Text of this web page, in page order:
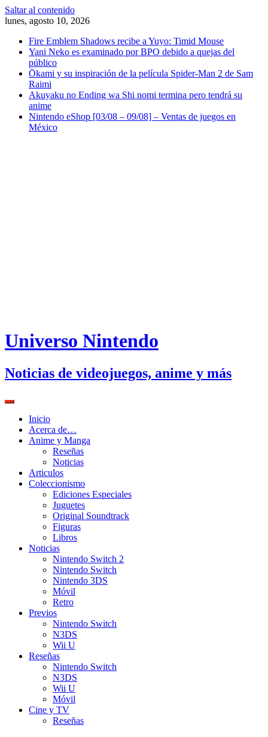
Saltar al contenido
lunes, agosto 10, 2026
Fire Emblem Shadows recibe a Yuyo: Timid Mouse
Yani Neko es examinado por BPO debido a quejas del
público
Ōkami y su inspiración de la película Spider-Man 2 de Sam
Raimi
Akuyaku no Ending wa Shi nomi termina pero tendrá su
anime
Nintendo eShop [03/08 – 09/08] – Ventas de juegos en
México
Universo Nintendo
Noticias de videojuegos, anime y más
Inicio
Acerca de…
Anime y Manga
Reseñas
Noticias
Articulos
Coleccionismo
Ediciones Especiales
Juguetes
Original Soundtrack
Figuras
Libros
Noticias
Nintendo Switch 2
Nintendo Switch
Nintendo 3DS
Móvil
Retro
Previos
Nintendo Switch
N3DS
Wii U
Reseñas
Nintendo Switch
N3DS
Wii U
Móvil
Cine y TV
Reseñas